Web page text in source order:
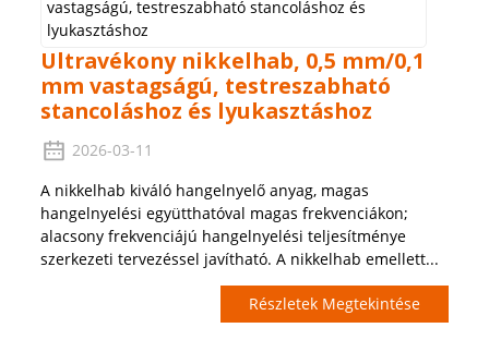
Ultravékony nikkelhab, 0,5 mm/0,1
mm vastagságú, testreszabható
stancoláshoz és lyukasztáshoz
2026-03-11
A nikkelhab kiváló hangelnyelő anyag, magas
hangelnyelési együtthatóval magas frekvenciákon;
alacsony frekvenciájú hangelnyelési teljesítménye
szerkezeti tervezéssel javítható. A nikkelhab emellett...
Részletek Megtekintése